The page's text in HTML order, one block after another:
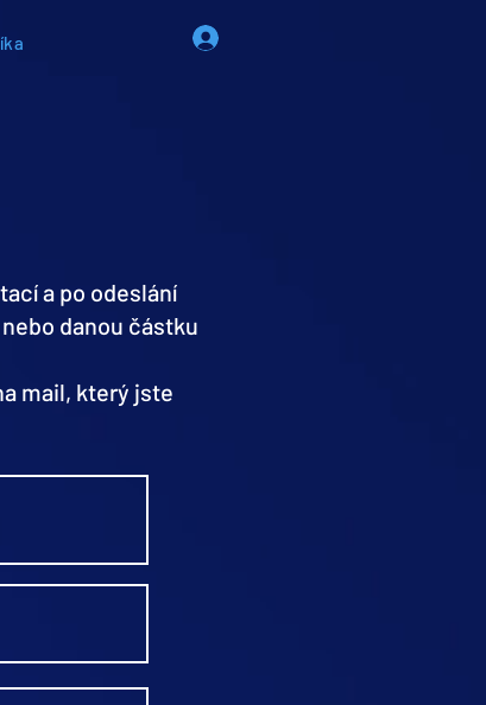
a po odeslání
danou částku
mail, který jste